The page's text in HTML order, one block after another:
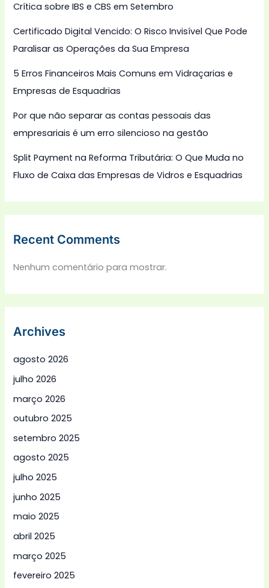
Crítica sobre IBS e CBS em Setembro
Certificado Digital Vencido: O Risco Invisível Que Pode
Paralisar as Operações da Sua Empresa
5 Erros Financeiros Mais Comuns em Vidraçarias e
Empresas de Esquadrias
Por que não separar as contas pessoais das
empresariais é um erro silencioso na gestão
Split Payment na Reforma Tributária: O Que Muda no
Fluxo de Caixa das Empresas de Vidros e Esquadrias
Recent Comments
Nenhum comentário para mostrar.
Archives
agosto 2026
julho 2026
março 2026
outubro 2025
setembro 2025
agosto 2025
julho 2025
junho 2025
maio 2025
abril 2025
março 2025
fevereiro 2025